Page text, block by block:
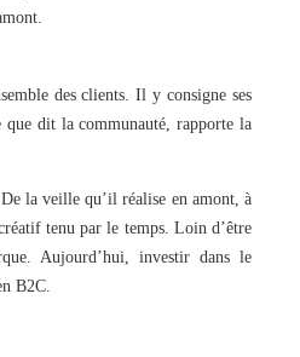
des clients. Il y consigne ses
dit la communauté, rapporte la
la veille qu’il réalise en amont, à
tenu par le temps. Loin d’être
Aujourd’hui, investir dans le
B2C.